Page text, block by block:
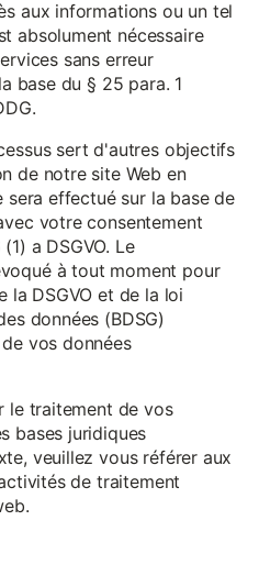
aux informations ou un tel
absolument nécessaire
sans erreur
base du § 25 para. 1
sert d'autres objectifs
de notre site Web en
effectué sur la base de
votre consentement
a DSGVO. Le
à tout moment pour
la DSGVO et de la loi
données (BDSG)
vos données
le traitement de vos
bases juridiques
veuillez vous référer aux
de traitement